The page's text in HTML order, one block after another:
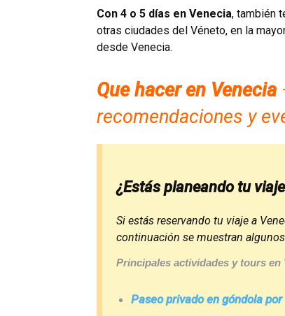
Con 4 o 5 días en Venecia, también
otras ciudades del Véneto, en la
desde Venecia.
Que hacer en Venecia
recomendaciones y
¿Estás planeando tu
Si estás reservando tu viaje a
continuación se muestran
Principales actividades y tours en
Paseo privado en góndola